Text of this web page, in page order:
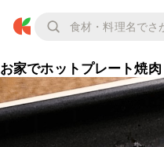
お家でホットプレート焼肉